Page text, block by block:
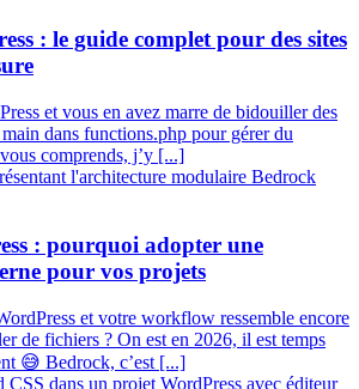
: le guide complet pour des sites
et vous en avez marre de bidouiller des
dans functions.php pour gérer du
comprends, j’y [...]
: pourquoi adopter une
pour vos projets
et votre workflow ressemble encore
de fichiers ? On est en 2026, il est temps
😅 Bedrock, c’est [...]